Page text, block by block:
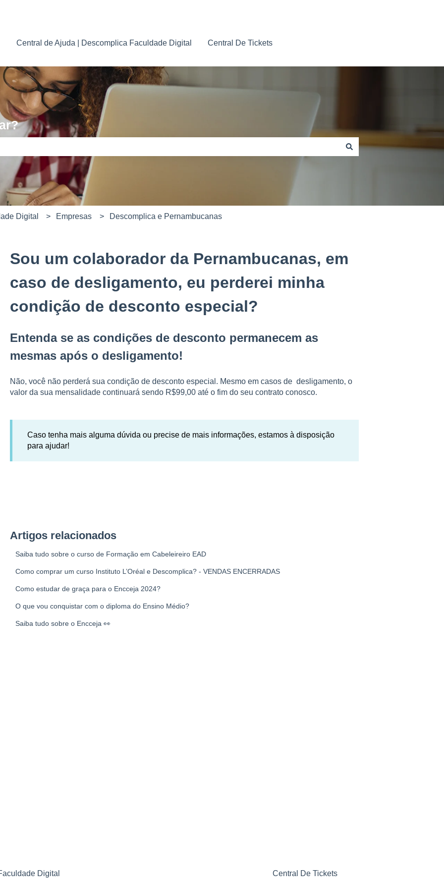
traduções
Central de Ajuda | Descomplica Faculdade Digital Central De Tickets
pesquisa está em branco.
Digital Empresas Descomplica e Pernambucanas
Sou um colaborador da Pernambucanas, em
caso de desligamento, eu perderei minha
condição de desconto especial?
Entenda se as condições de desconto permanecem as
mesmas após o desligamento!
Não, você não perderá sua condição de desconto especial. Mesmo em casos de desligamento, o
valor da sua mensalidade continuará sendo R$99,00 até o fim do seu contrato conosco.
Caso tenha mais alguma dúvida ou precise de mais informações, estamos à disposição
para ajudar!
Artigos relacionados
Saiba tudo sobre o curso de Formação em Cabeleireiro EAD
Como comprar um curso Instituto L’Oréal e Descomplica? - VENDAS ENCERRADAS
Como estudar de graça para o Encceja 2024?
O que vou conquistar com o diploma do Ensino Médio?
Saiba tudo sobre o Encceja 👀
Digital Central De Tickets